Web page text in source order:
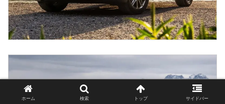
ホーム 検索 トップ サイドバー